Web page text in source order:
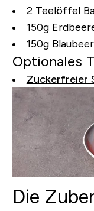
2 Teelöffel
150g
150g
Optionales
Zuckerfreier
Die